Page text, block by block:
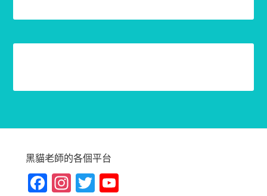
黑貓老師的各個平台
Fa In T Yo